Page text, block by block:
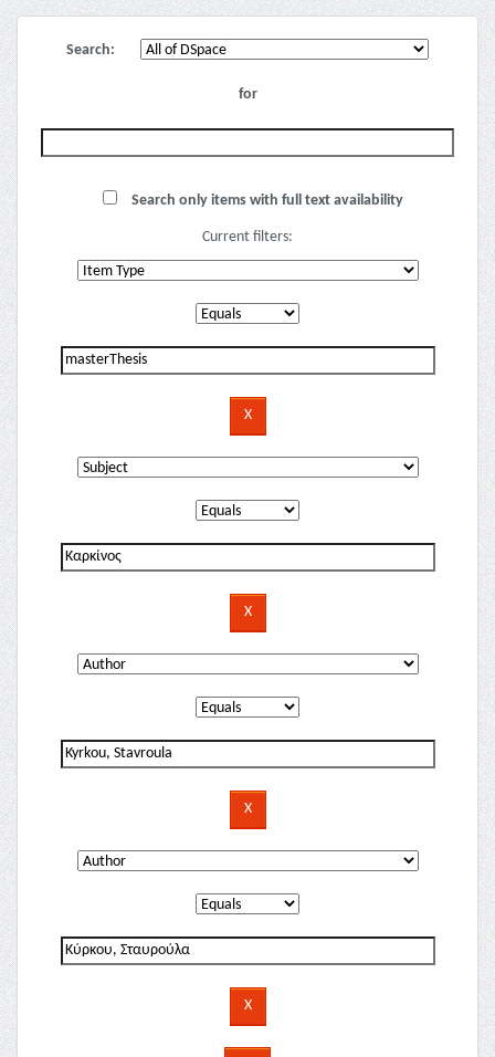
Search:
for
Search only items with full text availability
Current filters: